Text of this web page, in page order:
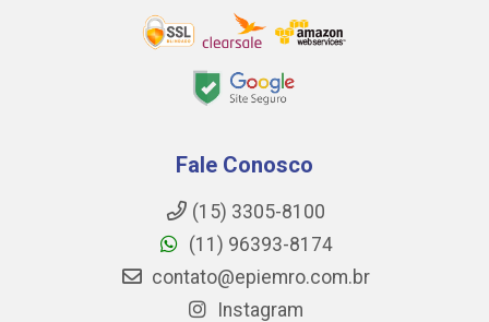
Fale Conosco
(15) 3305-8100
(11) 96393-8174
contato@epiemro.com.br
Instagram